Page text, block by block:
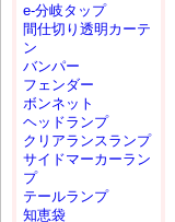
e-分岐タップ
間仕切り透明カーテ
ン
バンパー
フェンダー
ボンネット
ヘッドランプ
クリアランスランプ
サイドマーカーラン
プ
テールランプ
知恵袋